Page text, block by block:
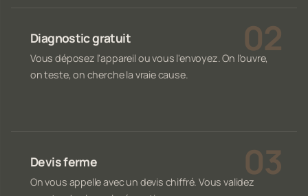
Diagnostic gratuit
Vous déposez l'appareil ou vous l'envoyez. On l'ouvre,
on teste, on cherche la vraie cause.
Devis ferme
On vous appelle avec un devis chiffré. Vous validez